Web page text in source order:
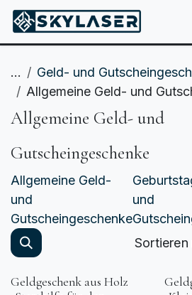
...
Geld- und
Allgemeine Geld- und
Allgemeine Geld- und
Gutscheingeschenke
Allgemeine Geld-
und
Gutscheingeschenke
und
Sortieren
Geldgeschenk aus Holz